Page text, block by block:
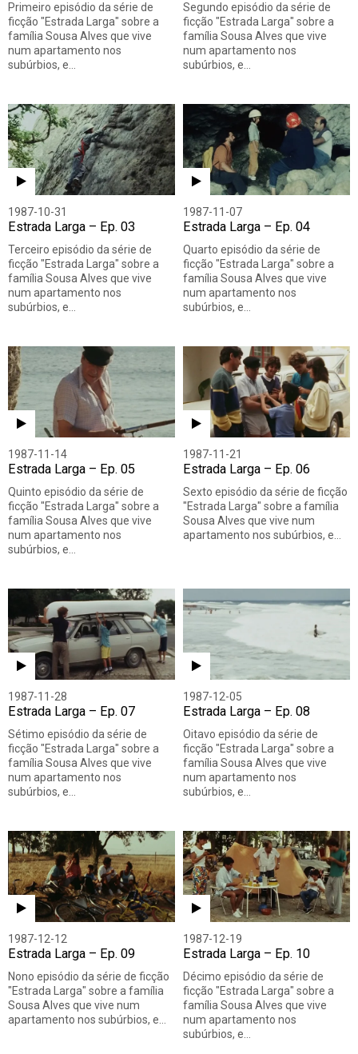
Primeiro episódio da série de
ficção "Estrada Larga" sobre a
família Sousa Alves que vive
num apartamento nos
subúrbios, e…
Segundo episódio da série de
ficção "Estrada Larga" sobre a
família Sousa Alves que vive
num apartamento nos
subúrbios, e…
1987-10-31
Estrada Larga – Ep. 03
Terceiro episódio da série de
ficção "Estrada Larga" sobre a
família Sousa Alves que vive
num apartamento nos
subúrbios, e…
1987-11-07
Estrada Larga – Ep. 04
Quarto episódio da série de
ficção "Estrada Larga" sobre a
família Sousa Alves que vive
num apartamento nos
subúrbios, e…
1987-11-14
Estrada Larga – Ep. 05
Quinto episódio da série de
ficção "Estrada Larga" sobre a
família Sousa Alves que vive
num apartamento nos
subúrbios, e…
1987-11-21
Estrada Larga – Ep. 06
Sexto episódio da série de ficção
"Estrada Larga" sobre a família
Sousa Alves que vive num
apartamento nos subúrbios, e…
1987-11-28
Estrada Larga – Ep. 07
Sétimo episódio da série de
ficção "Estrada Larga" sobre a
família Sousa Alves que vive
num apartamento nos
subúrbios, e…
1987-12-05
Estrada Larga – Ep. 08
Oitavo episódio da série de
ficção "Estrada Larga" sobre a
família Sousa Alves que vive
num apartamento nos
subúrbios, e…
1987-12-12
Estrada Larga – Ep. 09
Nono episódio da série de ficção
"Estrada Larga" sobre a família
Sousa Alves que vive num
apartamento nos subúrbios, e…
1987-12-19
Estrada Larga – Ep. 10
Décimo episódio da série de
ficção "Estrada Larga" sobre a
família Sousa Alves que vive
num apartamento nos
subúrbios, e…